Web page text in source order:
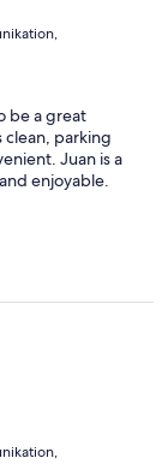
be a great
clean, parking
Juan is a
enjoyable.